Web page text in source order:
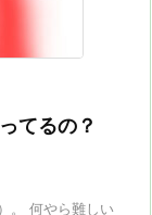
てるの？
。 何やら難しい